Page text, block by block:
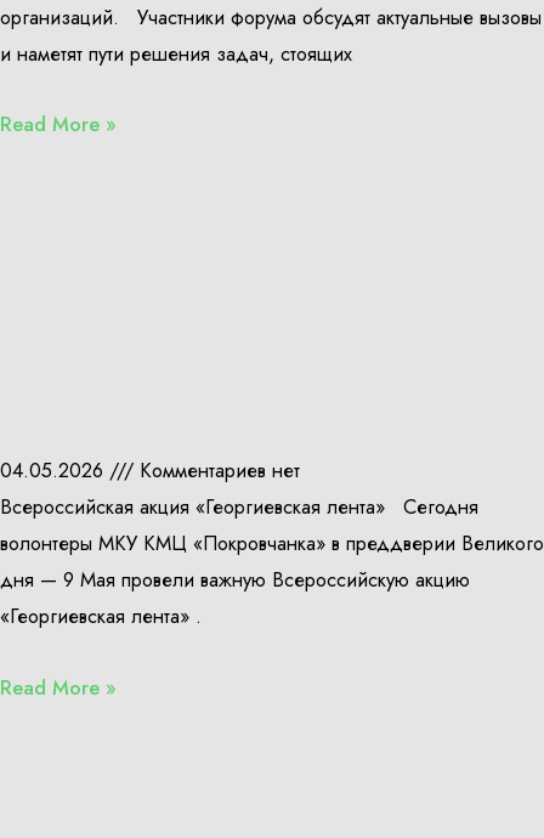
организаций. Участники форума обсудят актуальные вызовы
и наметят пути решения задач, стоящих
Read More »
04.05.2026
Комментариев нет
Всероссийская акция «Георгиевская лента» Сегодня
волонтеры МКУ КМЦ «Покровчанка» в преддверии Великого
дня — 9 Мая провели важную Всероссийскую акцию
«Георгиевская лента» .
Read More »